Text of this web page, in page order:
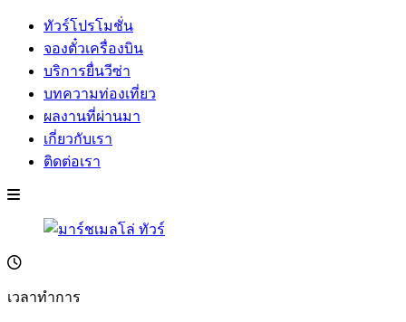
ทัวร์โปรโมชั่น
จองตั๋วเครื่องบิน
บริการยื่นวีซ่า
บทความท่องเที่ยว
ผลงานที่ผ่านมา
เกี่ยวกับเรา
ติดต่อเรา
เวลาทำการ